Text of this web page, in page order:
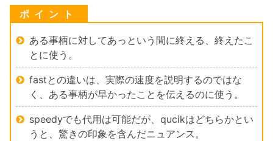
ある事柄に対してあっという間に終える、終えたこ
とに使う。
fastとの違いは、実際の速度を説明するのではな
く、ある事柄が早かったことを伝えるのに使う。
speedyでも代用は可能だが、qucikはどちらかとい
うと、驚きの印象を含んだニュアンス。